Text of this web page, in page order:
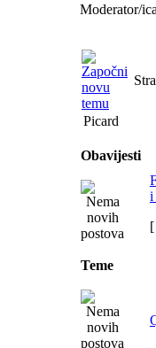
Moderator/
Picard
Obavijesti
i
[
Teme